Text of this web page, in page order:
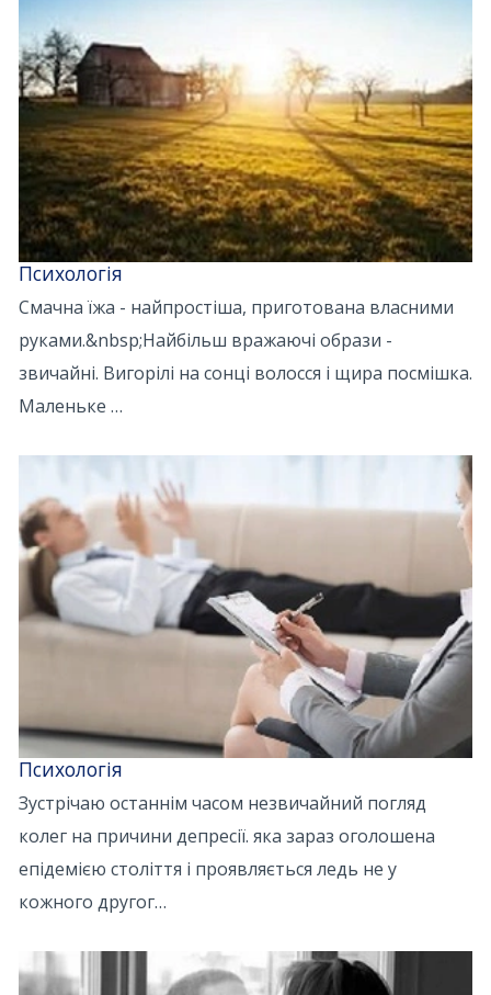
Психологія
Смачна їжа - найпростіша, приготована власними
руками.&nbsp;Найбільш вражаючі образи -
звичайні. Вигорілі на сонці волосся і щира посмішка.
Маленьке …
Психологія
Зустрічаю останнім часом незвичайний погляд
колег на причини депресії. яка зараз оголошена
епідемією століття і проявляється ледь не у
кожного другог…